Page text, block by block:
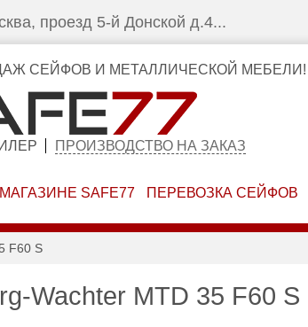
проезд 5-й Донской д.4...
СЕЙФОВ И МЕТАЛЛИЧЕСКОЙ МЕБЕЛИ!
ПРОИЗВОДСТВО НА ЗАКАЗ
SAFE77 ПЕРЕВОЗКА СЕЙФОВ
F60 S
Wachter MTD 35 F60 S